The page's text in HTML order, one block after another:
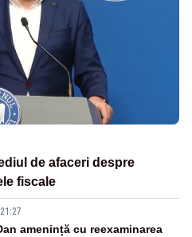
de afaceri despre
fiscale
amenință cu reexaminarea